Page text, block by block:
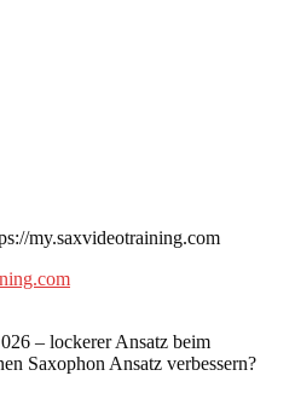
my.saxvideotraining.com
– lockerer Ansatz beim
Saxophon Ansatz verbessern?